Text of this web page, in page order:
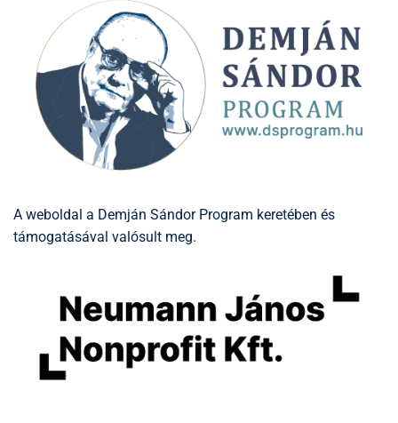
A weboldal a Demján Sándor Program keretében és
támogatásával valósult meg.